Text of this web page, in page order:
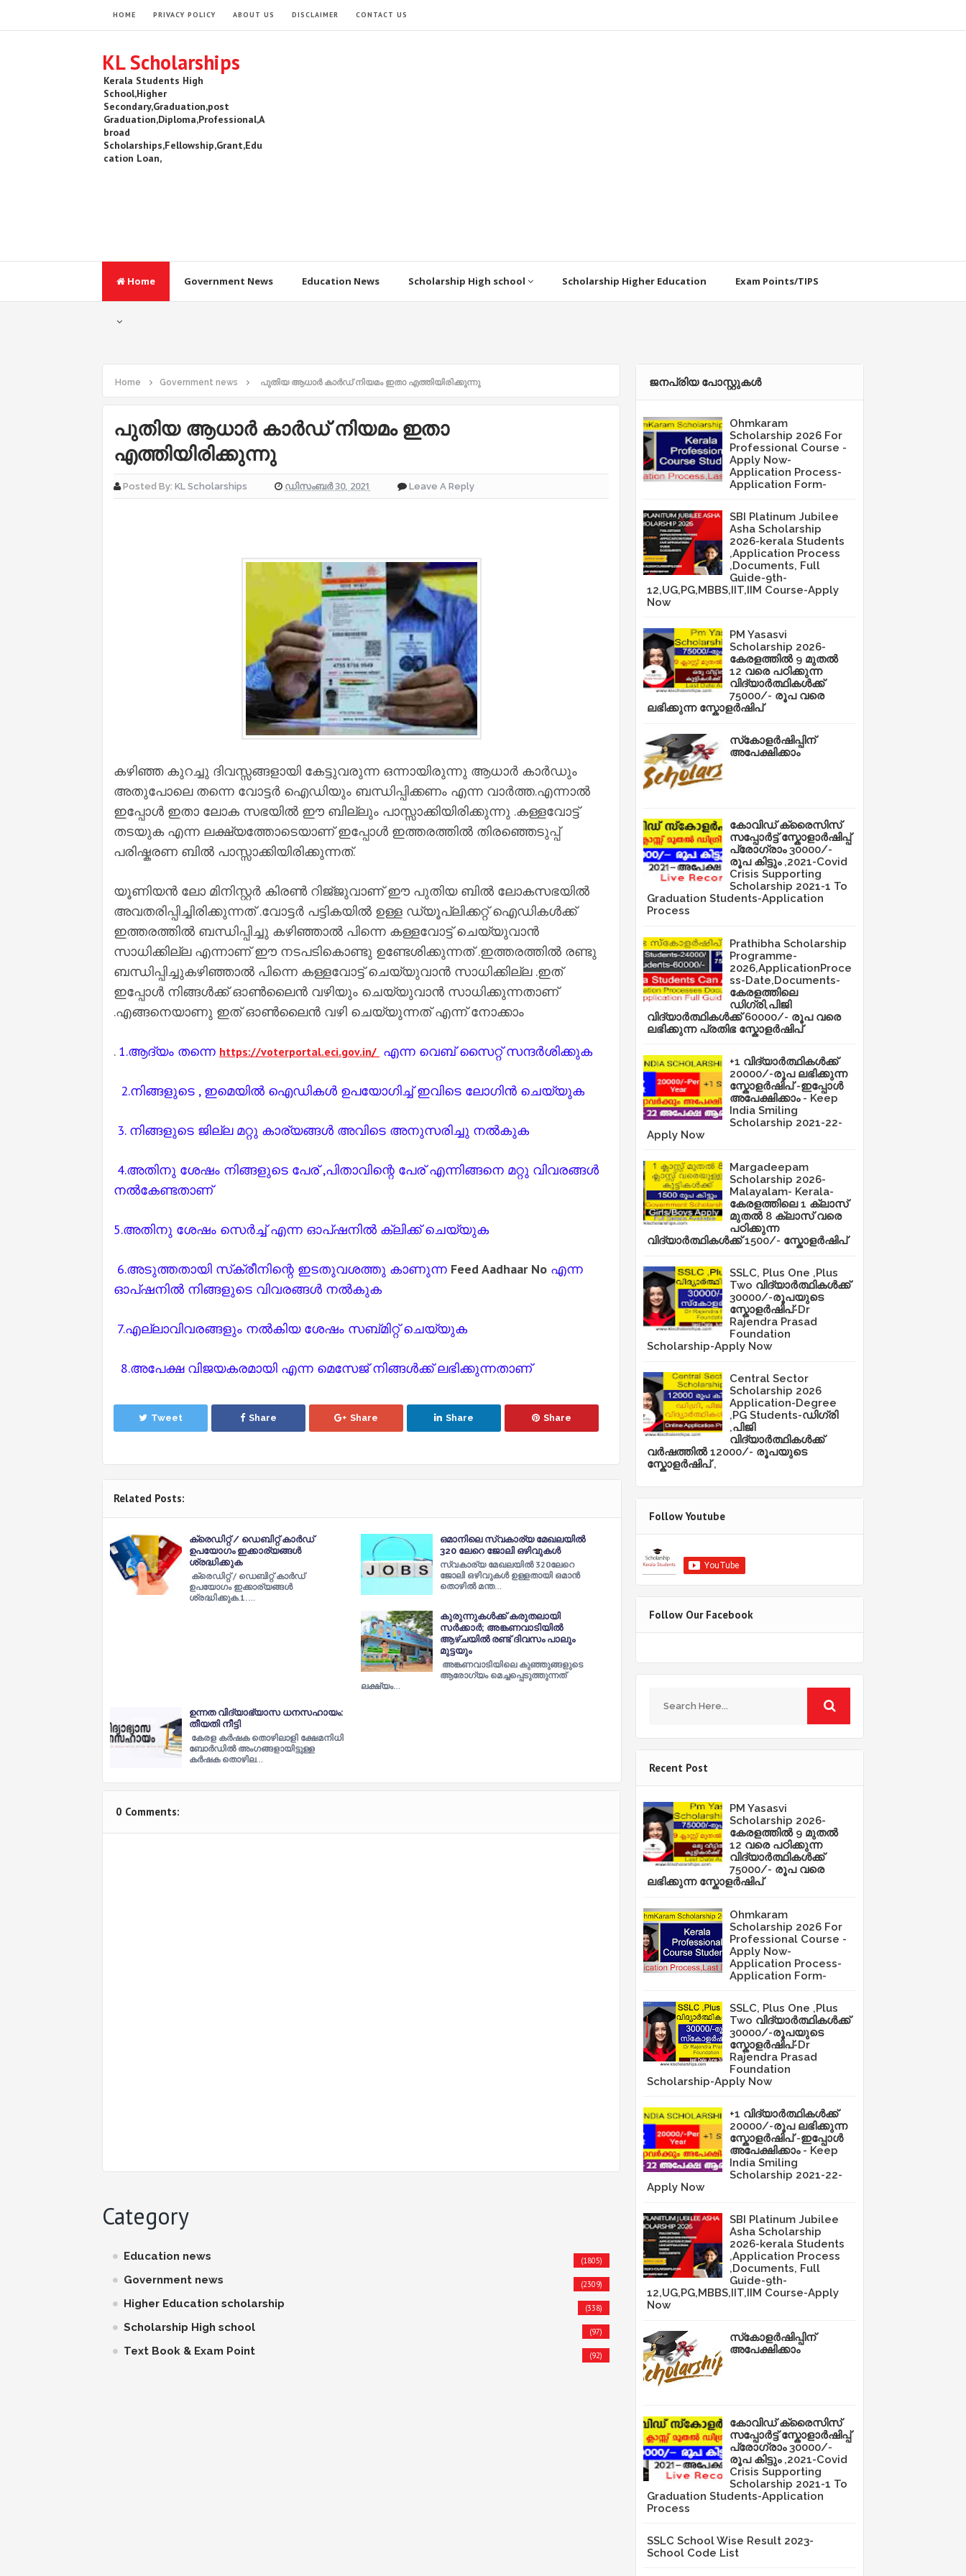
HOME PRIVACY POLICY ABOUT US DISCLAIMER CONTACT US
KL Scholarships
Kerala Students High
School,Higher
Secondary,Graduation,post
Graduation,Diploma,Professional,A
broad
Scholarships,Fellowship,Grant,Edu
cation Loan,
Home Government News Education News Scholarship High school Scholarship Higher Education Exam Points/TIPS
Home Government news പുതിയ ആധാർ കാർഡ് നിയമം ഇതാ എത്തിയിരിക്കുന്നു
പുതിയ ആധാർ കാർഡ് നിയമം ഇതാ
എത്തിയിരിക്കുന്നു
Posted By: KL Scholarships ഡിസംബർ 30, 2021 Leave A Reply
കഴിഞ്ഞ കുറച്ചു ദിവസ്സങ്ങളായി കേട്ടുവരുന്ന ഒന്നായിരുന്നു ആധാർ കാർഡും
അതുപോലെ തന്നെ വോട്ടർ ഐഡിയും ബന്ധിപ്പിക്കണം എന്ന വാർത്ത.എന്നാൽ
ഇപ്പോൾ ഇതാ ലോക സഭയിൽ ഈ ബില്ലും പാസ്സാക്കിയിരിക്കുന്നു .കള്ളവോട്ട്
തടയുക എന്ന ലക്ഷ്യത്തോടെയാണ് ഇപ്പോൾ ഇത്തരത്തിൽ തിരഞ്ഞെടുപ്പ്
പരിഷ്കരണ ബിൽ പാസ്സാക്കിയിരിക്കുന്നത്.
യൂണിയൻ ലോ മിനിസ്റ്റർ കിരൺ റിജ്‌ജുവാണ് ഈ പുതിയ ബിൽ ലോകസഭയിൽ
അവതരിപ്പിച്ചിരിക്കുന്നത് .വോട്ടർ പട്ടികയിൽ ഉള്ള ഡ്യൂപ്ലിക്കറ്റ് ഐഡികൾക്ക്
ഇത്തരത്തിൽ ബന്ധിപ്പിച്ചു കഴിഞ്ഞാൽ പിന്നെ കള്ളവോട്ട് ചെയ്യുവാൻ
സാധിക്കില്ല എന്നാണ് ഈ നടപടികൊണ്ടു ഉണ്ടേശിക്കുന്നത് .ഇത്തരത്തിൽ രണ്ടു
ബന്ധിപ്പിച്ചുകഴിഞ്ഞാൽ പിന്നെ കള്ളവോട്ട് ചെയ്യുവാൻ സാധിക്കില്ല .ഇത്
ഇപ്പോൾ നിങ്ങൾക്ക് ഓൺലൈൻ വഴിയും ചെയ്യുവാൻ സാധിക്കുന്നതാണ്
.എങ്ങനെയാണു ഇത് ഓൺലൈൻ വഴി ചെയ്യുന്നത് എന്ന് നോക്കാം
.1.ആദ്യം തന്നെ https://voterportal.eci.gov.in/ എന്ന വെബ് സൈറ്റ് സന്ദർശിക്കുക
2.നിങ്ങളുടെ , ഇമെയിൽ ഐഡികൾ ഉപയോഗിച്ച് ഇവിടെ ലോഗിൻ ചെയ്യുക
3. നിങ്ങളുടെ ജില്ല മറ്റു കാര്യങ്ങൾ അവിടെ അനുസരിച്ചു നൽകുക
4.അതിനു ശേഷം നിങ്ങളുടെ പേര് ,പിതാവിന്റെ പേര് എന്നിങ്ങനെ മറ്റു വിവരങ്ങൾ
നൽകേണ്ടതാണ്
5.അതിനു ശേഷം സെർച്ച് എന്ന ഓപ്‌ഷനിൽ ക്ലിക്ക് ചെയ്യുക
6.അടുത്തതായി സ്‌ക്രീനിന്റെ ഇടതുവശത്തു കാണുന്ന Feed Aadhaar No എന്ന
ഓപ്‌ഷനിൽ നിങ്ങളുടെ വിവരങ്ങൾ നൽകുക
7.എല്ലാവിവരങ്ങളും നൽകിയ ശേഷം സബ്മിറ്റ് ചെയ്യുക
8.അപേക്ഷ വിജയകരമായി എന്ന മെസേജ് നിങ്ങൾക്ക് ലഭിക്കുന്നതാണ്
Tweet Share Share Share Share
Related Posts:
ക്രെഡിറ്റ് / ഡെബിറ്റ് കാർഡ്
ഉപയോഗം ഇക്കാര്യങ്ങൾ
ശ്രദ്ധിക്കുക
ക്രെഡിറ്റ് / ഡെബിറ്റ് കാർഡ്
ഉപയോഗം ഇക്കാര്യങ്ങൾ
ശ്രദ്ധിക്കുക.1. …
ഒമാനിലെ സ്വകാര്യ മേഖലയില്‍
320 ലേറെ ജോലി ഒഴിവുകള്‍
സ്വകാര്യ മേഖലയില്‍ 320ലേറെ
ജോലി ഒഴിവുകള്‍ ഉള്ളതായി ഒമാന്‍
തൊഴില്‍ മന്ത…
കുരുന്നുകള്‍ക്ക് കരുതലായി
സര്‍ക്കാര്‍; അങ്കണവാടിയില്‍
ആഴ്ച‌യില്‍ രണ്ട് ദിവസം പാലും
മുട്ടയും
അങ്കണവാടിയിലെ കുഞ്ഞുങ്ങളുടെ
ആരോഗ്യം മെച്ചപ്പെടുത്തുന്നത്
ലക്ഷ്യം…
ഉന്നത വിദ്യാഭ്യാസ ധനസഹായം:
തീയതി നീട്ടി
കേരള കർഷക തൊഴിലാളി ക്ഷേമനിധി
ബോർഡിൽ അംഗങ്ങളായിട്ടുള്ള
കർഷക തൊഴില…
0 Comments:
Category
Education news (1805)
Government news (2309)
Higher Education scholarship (338)
Scholarship High school (97)
Text Book & Exam Point (92)
ജനപ്രിയ പോസ്റ്റുകള്‍‌
Ohmkaram
Scholarship 2026 For
Professional Course -
Apply Now-
Application Process-
Application Form-
SBI Platinum Jubilee
Asha Scholarship
2026-kerala Students
,Application Process
,Documents, Full
Guide-9th-
12,UG,PG,MBBS,IIT,IIM Course-Apply
Now
PM Yasasvi
Scholarship 2026-
കേരളത്തിൽ 9 മുതൽ
12 വരെ പഠിക്കുന്ന
വിദ്യാർത്ഥികൾക്ക്
75000/- രൂപ വരെ
ലഭിക്കുന്ന സ്കോളർഷിപ്
സ്‌കോളർഷിപ്പിന്
അപേക്ഷിക്കാം
കോവിഡ് ക്രൈസിസ്
സപ്പോർട്ട് സ്കോളാർഷിപ്പ്
പ്രോഗ്രാം 30000/-
രൂപ കിട്ടും ,2021-Covid
Crisis Supporting
Scholarship 2021-1 To
Graduation Students-Application
Process
Prathibha Scholarship
Programme-
2026,ApplicationProce
ss-Date,Documents-
കേരളത്തിലെ
ഡിഗ്രി,പിജി
വിദ്യാർത്ഥികൾക്ക് 60000/- രൂപ വരെ
ലഭിക്കുന്ന പ്രതിഭ സ്കോളർഷിപ്
+1 വിദ്യാർത്ഥികൾക്ക്
20000/-രൂപ ലഭിക്കുന്ന
സ്കോളർഷിപ് -ഇപ്പോൾ
അപേക്ഷിക്കാം - Keep
India Smiling
Scholarship 2021-22-
Apply Now
Margadeepam
Scholarship 2026-
Malayalam- Kerala-
കേരളത്തിലെ 1 ക്ലാസ്
മുതൽ 8 ക്ലാസ് വരെ
പഠിക്കുന്ന
വിദ്യാർത്ഥികൾക്ക് 1500/- സ്കോളർഷിപ്
SSLC, Plus One ,Plus
Two വിദ്യാർത്ഥികൾക്ക്
30000/-രൂപയുടെ
സ്കോളർഷിപ്-Dr
Rajendra Prasad
Foundation
Scholarship-Apply Now
Central Sector
Scholarship 2026
Application-Degree
,PG Students-ഡിഗ്രി
,പിജി
വിദ്യാർത്ഥികൾക്ക്
വർഷത്തിൽ 12000/- രൂപയുടെ
സ്കോളർഷിപ് ,
Follow Youtube
Follow Our Facebook
Recent Post
PM Yasasvi
Scholarship 2026-
കേരളത്തിൽ 9 മുതൽ
12 വരെ പഠിക്കുന്ന
വിദ്യാർത്ഥികൾക്ക്
75000/- രൂപ വരെ
ലഭിക്കുന്ന സ്കോളർഷിപ്
Ohmkaram
Scholarship 2026 For
Professional Course -
Apply Now-
Application Process-
Application Form-
SSLC, Plus One ,Plus
Two വിദ്യാർത്ഥികൾക്ക്
30000/-രൂപയുടെ
സ്കോളർഷിപ്-Dr
Rajendra Prasad
Foundation
Scholarship-Apply Now
+1 വിദ്യാർത്ഥികൾക്ക്
20000/-രൂപ ലഭിക്കുന്ന
സ്കോളർഷിപ് -ഇപ്പോൾ
അപേക്ഷിക്കാം - Keep
India Smiling
Scholarship 2021-22-
Apply Now
SBI Platinum Jubilee
Asha Scholarship
2026-kerala Students
,Application Process
,Documents, Full
Guide-9th-
12,UG,PG,MBBS,IIT,IIM Course-Apply
Now
സ്‌കോളർഷിപ്പിന്
അപേക്ഷിക്കാം
കോവിഡ് ക്രൈസിസ്
സപ്പോർട്ട് സ്കോളാർഷിപ്പ്
പ്രോഗ്രാം 30000/-
രൂപ കിട്ടും ,2021-Covid
Crisis Supporting
Scholarship 2021-1 To
Graduation Students-Application
Process
SSLC School Wise Result 2023-
School Code List